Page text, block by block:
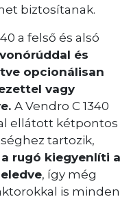
biztosítanak.
a felső és alsó
vonórúddal és
opcionálisan
vagy
A Vendro C 1340
ellátott kétpontos
tartozik,
rugó kiegyenlíti a
, így még
is minden